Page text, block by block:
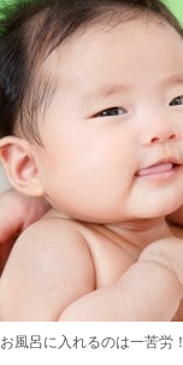
風呂に入れるのは一苦労！